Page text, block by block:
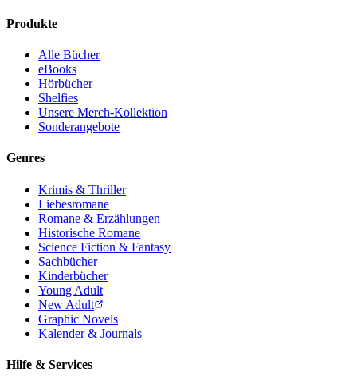
Produkte
Alle Bücher
eBooks
Hörbücher
Shelfies
Unsere Merch-Kollektion
Sonderangebote
Genres
Krimis & Thriller
Liebesromane
Romane & Erzählungen
Historische Romane
Science Fiction & Fantasy
Sachbücher
Kinderbücher
Young Adult
New Adult
Graphic Novels
Kalender & Journals
Hilfe & Services